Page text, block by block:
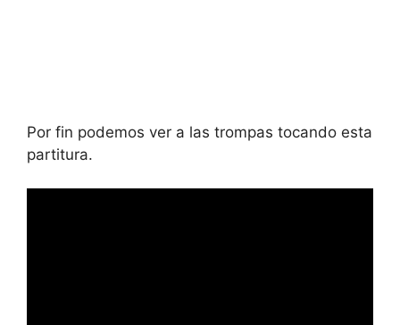
Por fin podemos ver a las trompas tocando esta
partitura.